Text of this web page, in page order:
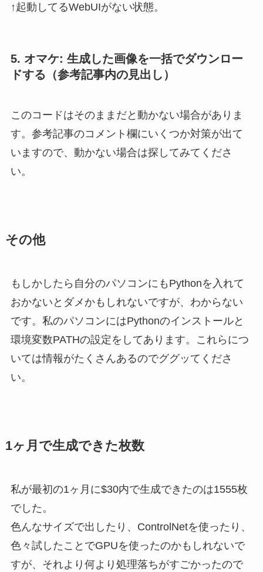
↑起動してるWebUIがない状態。
5. オマケ: 生成した画像を一括でダウンロー
ドする（参考記事内の見出し）
このコードはそのままだと動かない場合がありま
す。参考記事のコメント欄にいくつか対策が出て
いますので、動かない場合は探してみてくださ
い。
その他
もしかしたら自分のパソコンにもPythonを入れて
おかないとダメかもしれないですが、わからない
です。私のパソコンにはPythonのインストールと
環境変数PATHの設定をしてあります。これらにつ
いては情報がたくさんあるのでググッてくださ
い。
1ヶ月で生成できた枚数
私が最初の1ヶ月に$30内で生成できたのは1555枚
でした。
色んなサイズで出したり、ControlNetを使ったり、
色々試したことでGPUを使ったのかもしれないで
すが、それより何より処理落ちがすごかったので